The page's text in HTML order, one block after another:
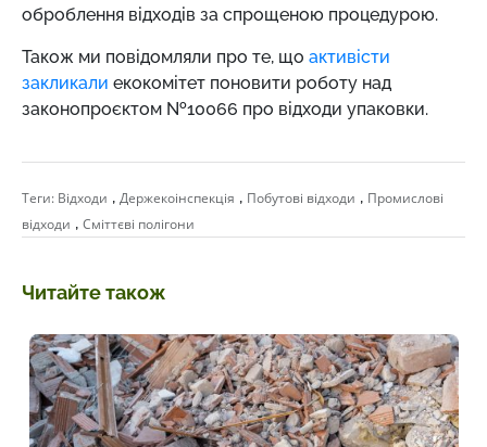
оброблення відходів за спрощеною процедурою.
Також ми повідомляли про те, що активісти
закликали екокомітет поновити роботу над
законопроєктом №10066 про відходи упаковки.
Теги: Відходи , Держекоінспекція , Побутові відходи , Промислові
відходи , Сміттєві полігони
Читайте також